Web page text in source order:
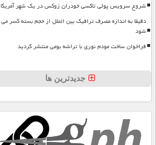
شروع سرویس پولی تاکسی خودران زوکس در یک شهر آمریکا
دقیقا به اندازه مصرف ترافیک بین الملل از حجم بسته کسر می
شود
فراخوان ساخت مودم نوری با تراشه بومی منتشر گردید
جدیدترین ها